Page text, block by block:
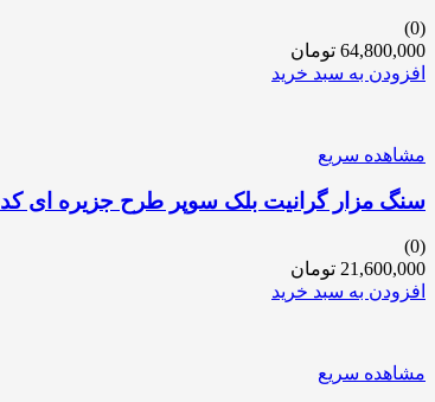
(0)
64,800,000 تومان
افزودن به سبد خرید
مشاهده سریع
سنگ مزار گرانیت بلک سوپر طرح جزیره ای کد 33
(0)
21,600,000 تومان
افزودن به سبد خرید
مشاهده سریع